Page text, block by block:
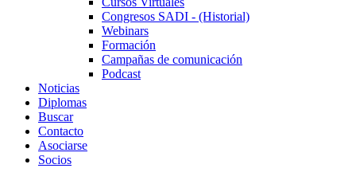
Congresos SADI - (Historial)
Webinars
Formación
Campañas de comunicación
Podcast
Noticias
Diplomas
Buscar
Contacto
Asociarse
Socios